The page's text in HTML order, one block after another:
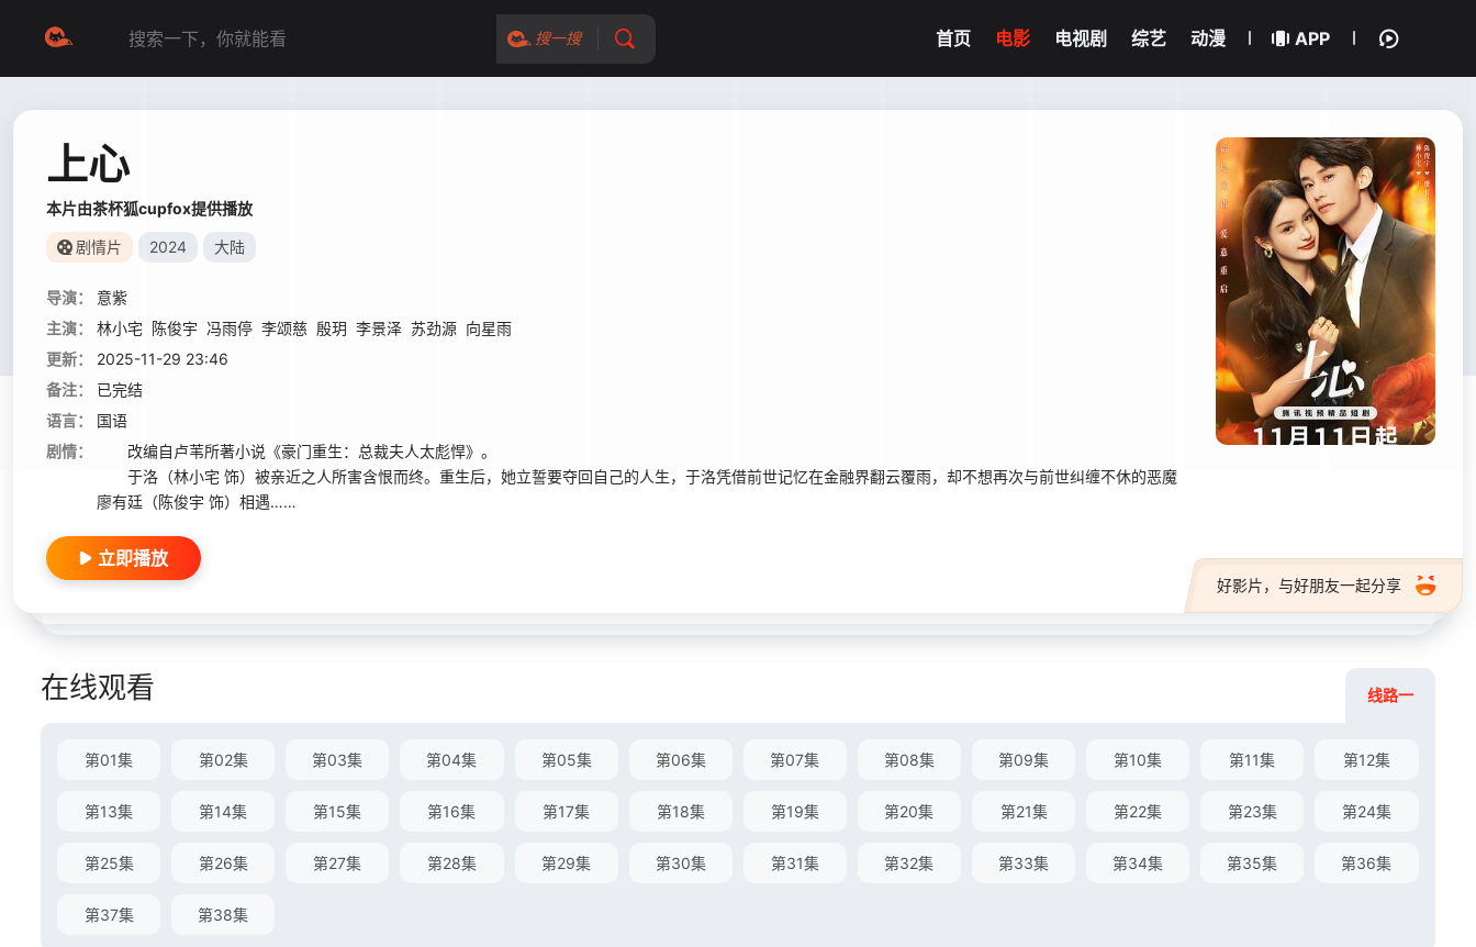
搜一搜 首页 电影 电视剧 综艺 动漫 APP
上心
本片由茶杯狐cupfox提供播放
剧情片 2024 大陆
导演：
意紫
主演：
林小宅 陈俊宇 冯雨停 李颂慈 殷玥 李景泽 苏劲源 向星雨
更新：
2025-11-29 23:46
备注：
已完结
语言：
国语
剧情：
改编自卢苇所著小说《豪门重生：总裁夫人太彪悍》。
于洛（林小宅 饰）被亲近之人所害含恨而终。重生后，她立誓要夺回自己的人生，于洛凭借前世记忆在金融界翻云覆雨，却不想再次与前世纠缠不休的恶魔
廖有廷（陈俊宇 饰）相遇……
好影片，与好朋友一起分享
立即播放
在线观看 线路一
第01集 第02集 第03集 第04集 第05集 第06集 第07集 第08集 第09集 第10集 第11集 第12集
第13集 第14集 第15集 第16集 第17集 第18集 第19集 第20集 第21集 第22集 第23集 第24集
第25集 第26集 第27集 第28集 第29集 第30集 第31集 第32集 第33集 第34集 第35集 第36集
第37集 第38集